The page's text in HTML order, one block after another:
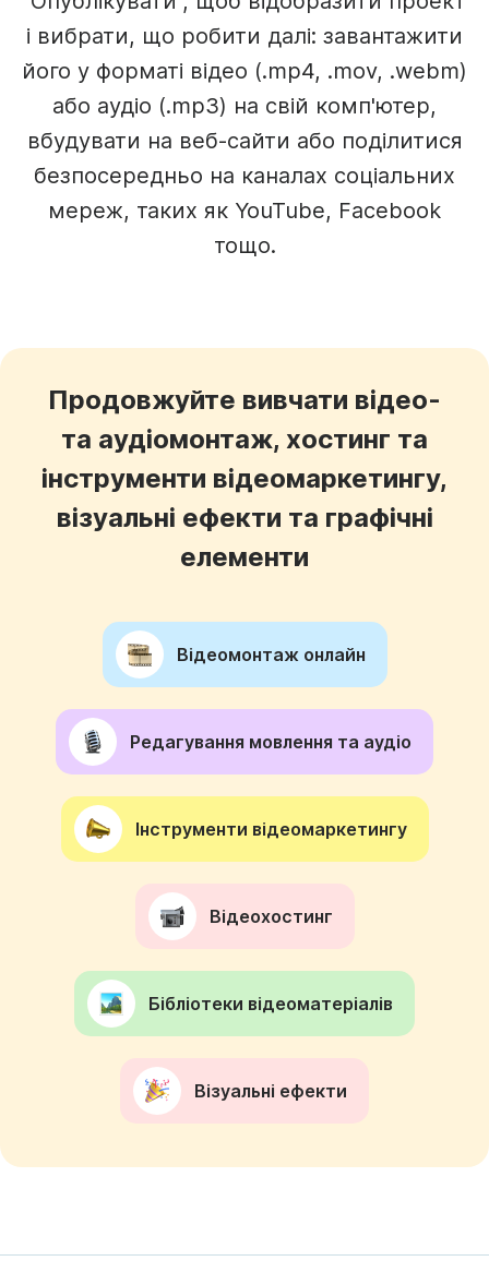
і вибрати, що робити далі: завантажити
його у форматі відео (.mp4, .mov, .webm)
або аудіо (.mp3) на свій комп'ютер,
вбудувати на веб-сайти або поділитися
безпосередньо на каналах соціальних
мереж, таких як YouTube, Facebook
тощо.
Продовжуйте вивчати відео-
та аудіомонтаж, хостинг та
інструменти відеомаркетингу,
візуальні ефекти та графічні
елементи
Відеомонтаж онлайн
Редагування мовлення та аудіо
Інструменти відеомаркетингу
Відеохостинг
Бібліотеки відеоматеріалів
Візуальні ефекти